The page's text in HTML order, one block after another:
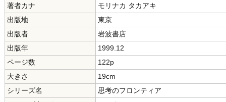
著者カナ
モリナカ タカアキ
出版地
東京
出版者
岩波書店
出版年
1999.12
ページ数
122p
大きさ
19cm
シリーズ名
思考のフロンティア